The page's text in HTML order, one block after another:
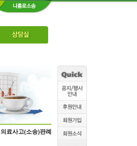
의료사고(소송)판례